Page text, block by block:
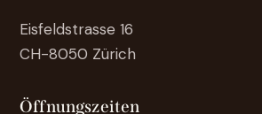
Eisfeldstrasse 16
CH-8050 Zürich
Öffnungszeiten